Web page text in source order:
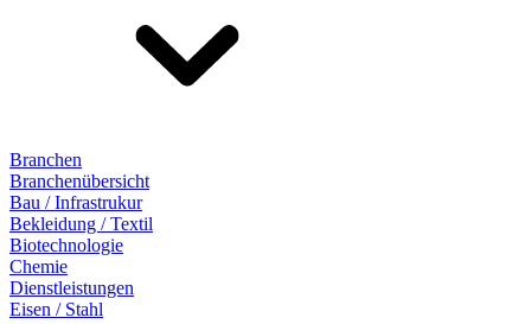
Branchen
Branchenübersicht
Bau / Infrastrukur
Bekleidung / Textil
Biotechnologie
Chemie
Dienstleistungen
Eisen / Stahl